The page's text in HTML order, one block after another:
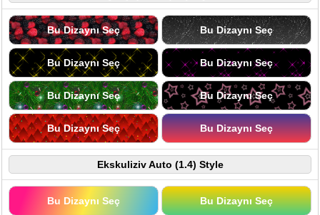
Bu Dizaynı Seç Bu Dizaynı Seç
Bu Dizaynı Seç Bu Dizaynı Seç
Bu Dizaynı Seç Bu Dizaynı Seç
Bu Dizaynı Seç Bu Dizaynı Seç
Ekskuliziv Auto (1.4) Style
Bu Dizaynı Seç Bu Dizaynı Seç